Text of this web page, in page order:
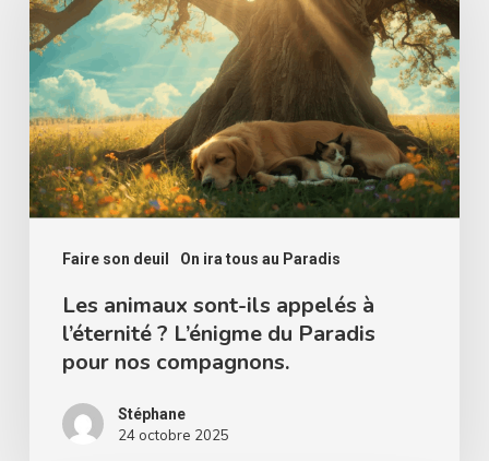
Faire son deuil On ira tous au Paradis
sont-
ils
appelés
à
l’éternité
?
L’énigme
Paradis
compagnons.
Les animaux sont-ils appelés à
l’éternité ? L’énigme du Paradis
pour nos compagnons.
Stéphane
24 octobre 2025